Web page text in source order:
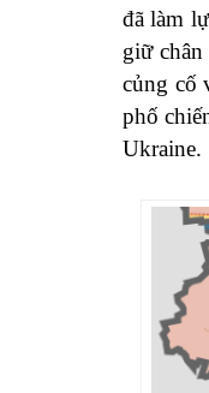
đã làm
giữ
củng cố
phố
Ukraine.